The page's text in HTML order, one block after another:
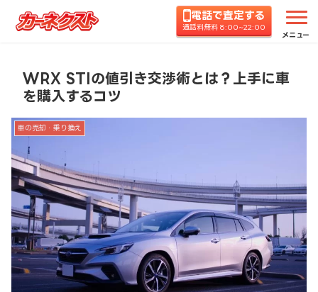
電話で査定する
通話料無料 8:00~22:00
メニュー
ホーム コラムTOP 車の売却・乗り換え WRX
WRX STIの値引き交渉術とは？上手に車
を購入するコツ
車の売却・乗り換え